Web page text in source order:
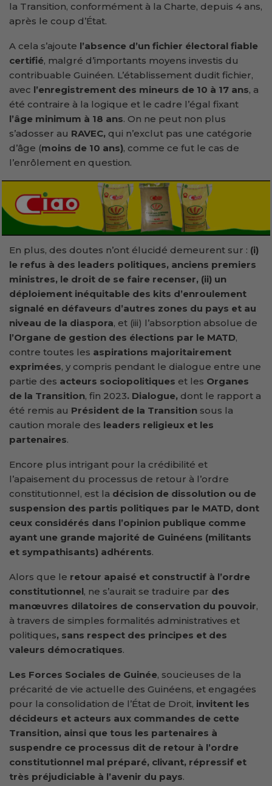
la Transition, conformément à la Charte, depuis 4 ans,
après le coup d’État.
A cela s’ajoute l’absence d’un fichier électoral fiable
certifié, malgré d’importants moyens investis du
contribuable Guinéen. L’établissement dudit fichier,
avec l’enregistrement des mineurs de 10 à 17 ans, a
été contraire à la logique et le cadre l’égal fixant
l’âge minimum à 18 ans. On ne peut non plus
s’adosser au RAVEC, qui n’exclut pas une catégorie
d’âge (moins de 10 ans), comme ce fut le cas de
l’enrôlement en question.
En plus, des doutes n’ont élucidé demeurent sur : (i)
le refus à des leaders politiques, anciens premiers
ministres, le droit de se faire recenser, (ii) un
déploiement inéquitable des kits d’enroulement
signalé en défaveurs d’autres zones du pays et au
niveau de la diaspora, et (iii) l’absorption absolue de
l’Organe de gestion des élections par le MATD,
contre toutes les aspirations majoritairement
exprimées, y compris pendant le dialogue entre une
partie des acteurs sociopolitiques et les Organes
de la Transition, fin 2023. Dialogue, dont le rapport a
été remis au Président de la Transition sous la
caution morale des leaders religieux et les
partenaires.
Encore plus intrigant pour la crédibilité et
l’apaisement du processus de retour à l’ordre
constitutionnel, est la décision de dissolution ou de
suspension des partis politiques par le MATD, dont
ceux considérés dans l’opinion publique comme
ayant une grande majorité de Guinéens (militants
et sympathisants) adhérents.
Alors que le retour apaisé et constructif à l’ordre
constitutionnel, ne s’aurait se traduire par des
manœuvres dilatoires de conservation du pouvoir,
à travers de simples formalités administratives et
politiques, sans respect des principes et des
valeurs démocratiques.
Les Forces Sociales de Guinée, soucieuses de la
précarité de vie actuelle des Guinéens, et engagées
pour la consolidation de l’État de Droit, invitent les
décideurs et acteurs aux commandes de cette
Transition, ainsi que tous les partenaires à
suspendre ce processus dit de retour à l’ordre
constitutionnel mal préparé, clivant, répressif et
très préjudiciable à l’avenir du pays.